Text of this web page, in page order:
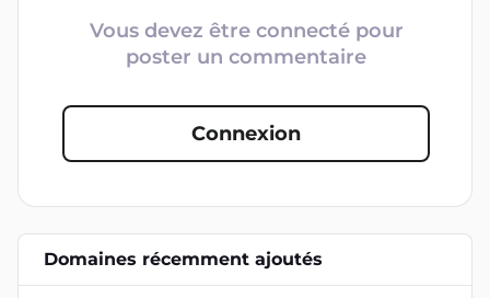
Vous devez être connecté pour
poster un commentaire
Connexion
Domaines récemment ajoutés